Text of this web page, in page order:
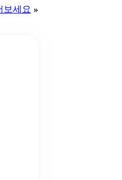
보세요 »